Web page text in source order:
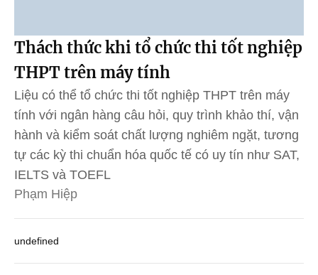
Thách thức khi tổ chức thi tốt nghiệp
THPT trên máy tính
Liệu có thể tổ chức thi tốt nghiệp THPT trên máy
tính với ngân hàng câu hỏi, quy trình khảo thí, vận
hành và kiểm soát chất lượng nghiêm ngặt, tương
tự các kỳ thi chuẩn hóa quốc tế có uy tín như SAT,
IELTS và TOEFL
Phạm Hiệp
undefined